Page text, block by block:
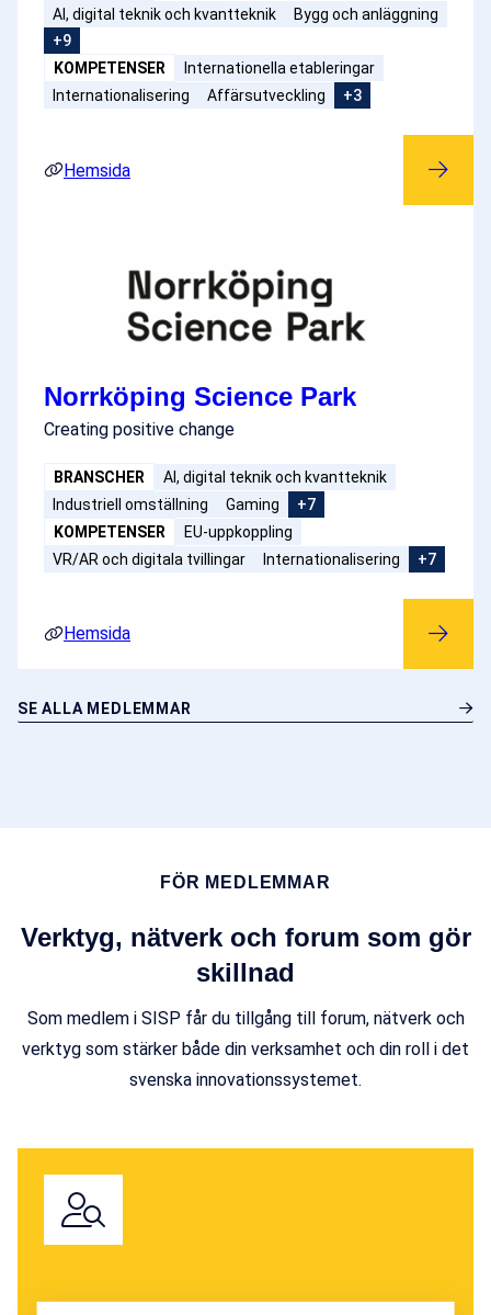
AI, digital teknik och kvantteknik
Bygg och anläggning
+9
KOMPETENSER
Internationella etableringar
Internationalisering
Affärsutveckling +3
Hemsida
Norrköping Science Park
Creating positive change
BRANSCHER
AI, digital teknik och kvantteknik
Industriell omställning
Gaming
+7
KOMPETENSER
EU-uppkoppling
VR/AR och digitala tvillingar
Internationalisering +7
Hemsida
SE ALLA MEDLEMMAR
FÖR MEDLEMMAR
Verktyg, nätverk och forum som gör
skillnad
Som medlem i SISP får du tillgång till forum, nätverk och
verktyg som stärker både din verksamhet och din roll i det
svenska innovationssystemet.